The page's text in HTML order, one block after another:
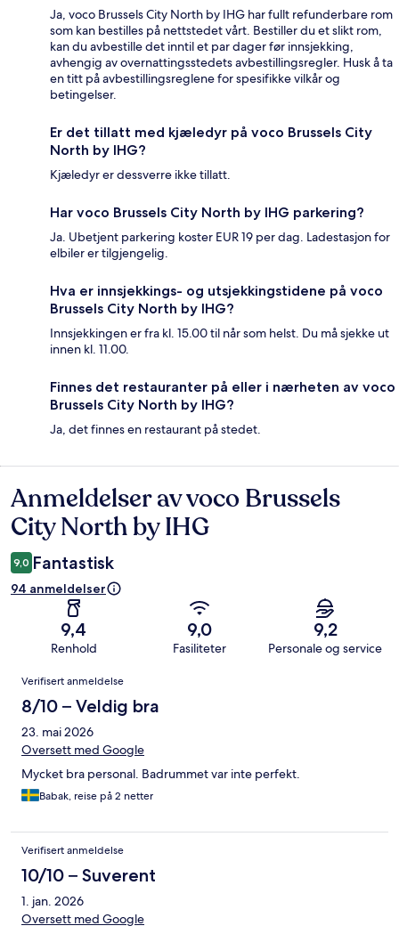
Ja, voco Brussels City North by IHG har fullt refunderbare rom
som kan bestilles på nettstedet vårt. Bestiller du et slikt rom,
kan du avbestille det inntil et par dager før innsjekking,
avhengig av overnattingsstedets avbestillingsregler. Husk å ta
en titt på avbestillingsreglene for spesifikke vilkår og
betingelser.
Er det tillatt med kjæledyr på voco Brussels City
North by IHG?
Kjæledyr er dessverre ikke tillatt.
Har voco Brussels City North by IHG parkering?
Ja. Ubetjent parkering koster EUR 19 per dag. Ladestasjon for
elbiler er tilgjengelig.
Hva er innsjekkings- og utsjekkingstidene på voco
Brussels City North by IHG?
Innsjekkingen er fra kl. 15.00 til når som helst. Du må sjekke ut
innen kl. 11.00.
Finnes det restauranter på eller i nærheten av voco
Brussels City North by IHG?
Ja, det finnes en restaurant på stedet.
Anmeldelser
Anmeldelser av voco Brussels
City North by IHG
9,0 Fantastisk
94 anmeldelser
9,4
Renhold
9,0
Fasiliteter
9,2
Personale og service
Anmeldelser
Verifisert anmeldelse
8/10 – Veldig bra
23. mai 2026
Oversett med Google
Mycket bra personal. Badrummet var inte perfekt.
Babak, reise på 2 netter
Verifisert anmeldelse
10/10 – Suverent
1. jan. 2026
Oversett med Google